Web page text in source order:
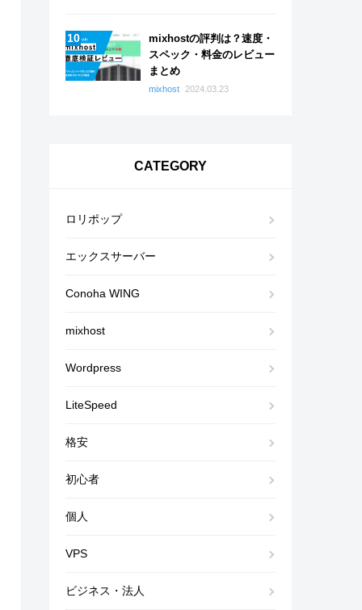
mixhostの評判は？速度・
スペック・料金のレビュー
まとめ
mixhost 2024.03.23
CATEGORY
ロリポップ
エックスサーバー
Conoha WING
mixhost
Wordpress
LiteSpeed
格安
初心者
個人
VPS
ビジネス・法人